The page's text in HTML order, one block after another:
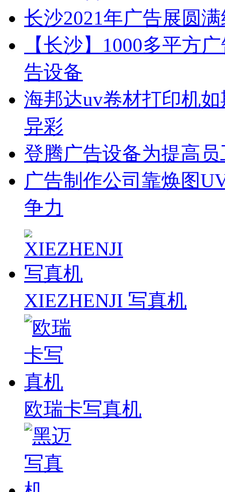
长沙2021年广告展圆
【长沙】1000多平方
告设备
海邦达uv卷材打印机
异彩
登腾广告设备为提高
广告制作公司靠焕图
争力
XIEZHENJI 写真机
欧瑞卡写真机